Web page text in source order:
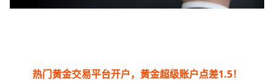
热门黄金交易平台开户，黄金超级账户点差1.5！